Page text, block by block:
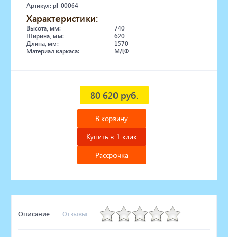
Артикул: pl-00064
Характеристики:
Высота, мм:
740
Ширина, мм:
620
Длина, мм:
1570
Материал каркаса:
МДФ
80 620 руб.
В корзину
Купить в 1 клик
Рассрочка
Описание Отзывы